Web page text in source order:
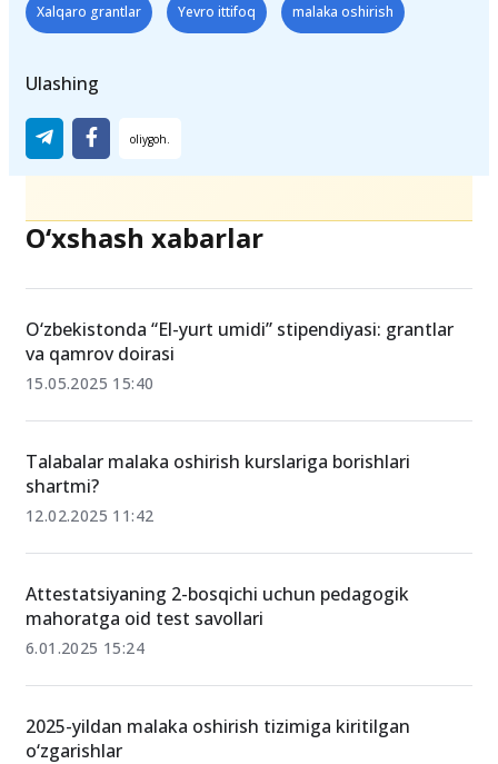
Xalqaro grantlar Yevro ittifoq malaka oshirish
Ulashing
O‘xshash xabarlar
O‘zbekistonda “El-yurt umidi” stipendiyasi: grantlar
va qamrov doirasi
15.05.2025 15:40
Talabalar malaka oshirish kurslariga borishlari
shartmi?
12.02.2025 11:42
Attestatsiyaning 2-bosqichi uchun pedagogik
mahoratga oid test savollari
6.01.2025 15:24
2025-yildan malaka oshirish tizimiga kiritilgan
o‘zgarishlar